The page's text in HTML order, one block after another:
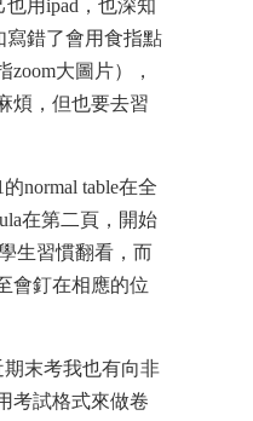
用ipad，也深知
寫錯了會用食指點
大圖片），
煩，但也要去習
normal table在全
在第二頁，開始
生習慣翻看，而
會釘在相應的位
期末考我也有向非
考試格式來做卷